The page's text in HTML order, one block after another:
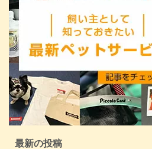
最新の投稿